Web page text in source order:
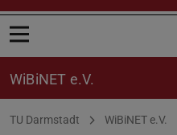
Menü öffnen
WiBiNET e.V.
Sie befinden sich hier:
TU Darmstadt WiBiNET e.V.